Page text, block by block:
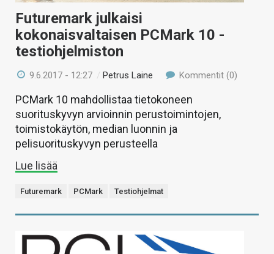
Futuremark julkaisi
kokonaisvaltaisen PCMark 10 -
testiohjelmiston
9.6.2017 - 12:27 /Petrus Laine Kommentit (0)
PCMark 10 mahdollistaa tietokoneen
suorituskyvyn arvioinnin perustoimintojen,
toimistokäytön, median luonnin ja
pelisuorituskyvyn perusteella
Lue lisää
Futuremark PCMark Testiohjelmat